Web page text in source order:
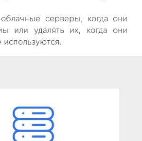
облачные серверы, когда они
или удалять их, когда они